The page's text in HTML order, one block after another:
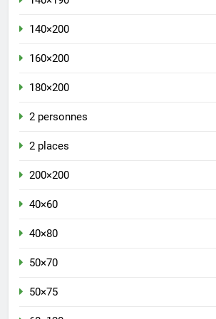
140×200
160×200
180×200
2 personnes
2 places
200×200
40×60
40×80
50×70
50×75